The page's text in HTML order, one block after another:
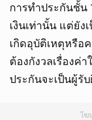
การทำประกันชั้น
เงินเท่านั้น แต่ยัง
เกิดอุบัติเหตุหรือ
ต้องกังวลเรื่องค่
ประกันจะเป็นผู้รั
โฆ